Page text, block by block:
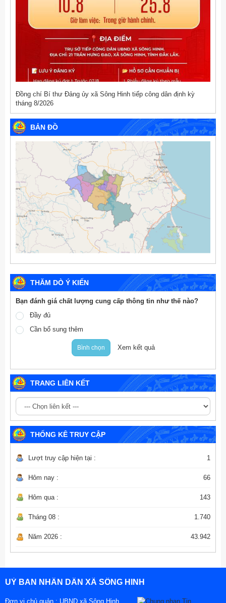
Đồng chí Bí thư Đảng ủy xã Sông Hinh tiếp công dân định kỳ
tháng 8/2026
BẢN ĐỒ
THĂM DÒ Ý KIẾN
Bạn đánh giá chất lượng cung cấp thông tin như thế nào?
Đầy đủ
Cần bổ sung thêm
Bình chọn Xem kết quả
TRANG LIÊN KẾT
THỐNG KÊ TRUY CẬP
Lượt truy cập hiện tại : 1
Hôm nay : 66
Hôm qua : 143
Tháng 08 : 1.740
Năm 2026 : 43.942
UỶ BAN NHÂN DÂN XÃ SÔNG HINH
Đơn vị chủ quản : UBND xã Sông Hinh